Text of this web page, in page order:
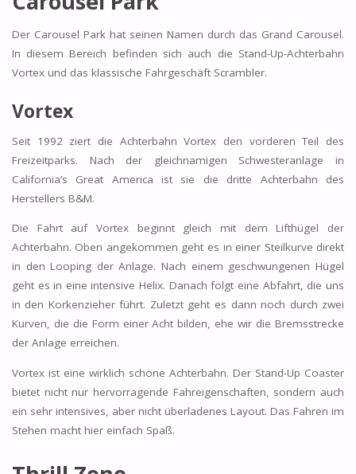
Der Carousel Park hat seinen Namen durch das Grand Carousel.
In diesem Bereich befinden sich auch die Stand-Up-Achterbahn
Vortex und das klassische Fahrgeschäft Scrambler.
Vortex
Seit 1992 ziert die Achterbahn Vortex den vorderen Teil des
Freizeitparks. Nach der gleichnamigen Schwesteranlage in
California’s Great America ist sie die dritte Achterbahn des
Herstellers B&M.
Die Fahrt auf Vortex beginnt gleich mit dem Lifthügel der
Achterbahn. Oben angekommen geht es in einer Steilkurve direkt
in den Looping der Anlage. Nach einem geschwungenen Hügel
geht es in eine intensive Helix. Danach folgt eine Abfahrt, die uns
in den Korkenzieher führt. Zuletzt geht es dann noch durch zwei
Kurven, die die Form einer Acht bilden, ehe wir die Bremsstrecke
der Anlage erreichen.
Vortex ist eine wirklich schöne Achterbahn. Der Stand-Up Coaster
bietet nicht nur hervorragende Fahreigenschaften, sondern auch
ein sehr intensives, aber nicht überladenes Layout. Das Fahren im
Stehen macht hier einfach Spaß.